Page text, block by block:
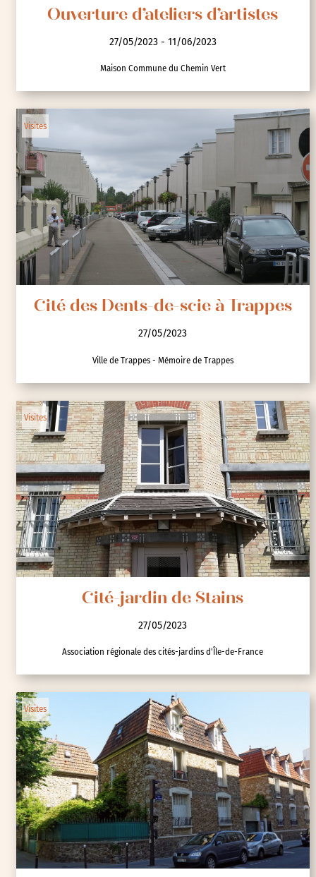
Ouverture d’ateliers d’artistes
27/05/2023 - 11/06/2023
Maison Commune du Chemin Vert
Visites
Cité des Dents-de-scie à Trappes
27/05/2023
Ville de Trappes - Mémoire de Trappes
Visites
Cité-jardin de Stains
27/05/2023
Association régionale des cités-jardins d'Île-de-France
Visites